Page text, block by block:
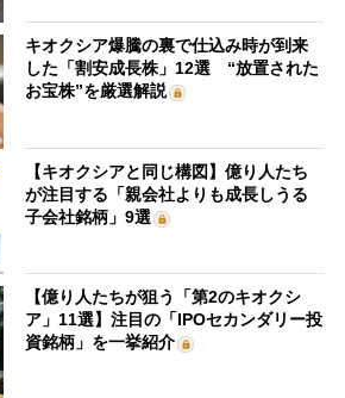
キオクシア爆騰の裏で仕込み時が到来
した「割安成長株」12選 “放置された
お宝株”を厳選解説
【キオクシアと同じ構図】億り人たち
が注目する「親会社よりも成長しうる
子会社銘柄」9選
【億り人たちが狙う「第2のキオクシ
ア」11選】注目の「IPOセカンダリー投
資銘柄」を一挙紹介